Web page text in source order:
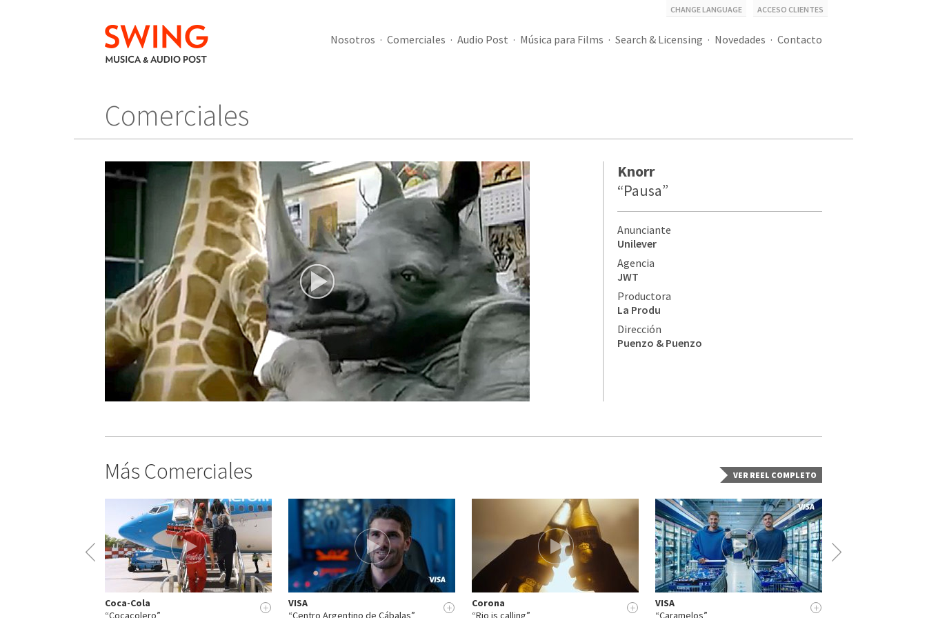
Nosotros Comerciales Audio Post Música para Films Search & Licensing Novedades Contacto
CHANGE LANGUAGE ACCESO CLIENTES
Comerciales
Knorr
“Pausa”
Anunciante
Unilever
Agencia
JWT
Productora
La Produ
Dirección
Puenzo & Puenzo
Más Comerciales VER REEL COMPLETO
Coca-Cola
“Cocacolero”
+
VISA
“Centro Argentino de Cábalas”
+
Corona
“Rio is calling”
+
VISA
“Caramelos”
+